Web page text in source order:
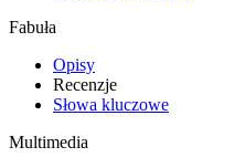
Fabuła
Opisy
Recenzje
Słowa kluczowe
Multimedia